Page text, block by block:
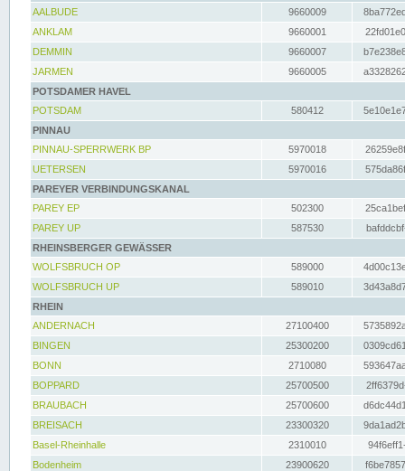
AALBUDE
9660009
ANKLAM
9660001
DEMMIN
9660007
JARMEN
9660005
POTSDAMER HAVEL
POTSDAM
580412
PINNAU
PINNAU-SPERRWERK BP
5970018
UETERSEN
5970016
PAREYER VERBINDUNGSKANAL
PAREY EP
502300
PAREY UP
587530
RHEINSBERGER GEWÄSSER
WOLFSBRUCH OP
589000
WOLFSBRUCH UP
589010
RHEIN
ANDERNACH
27100400
BINGEN
25300200
BONN
2710080
BOPPARD
25700500
BRAUBACH
25700600
BREISACH
23300320
Basel-Rheinhalle
2310010
Bodenheim
23900620